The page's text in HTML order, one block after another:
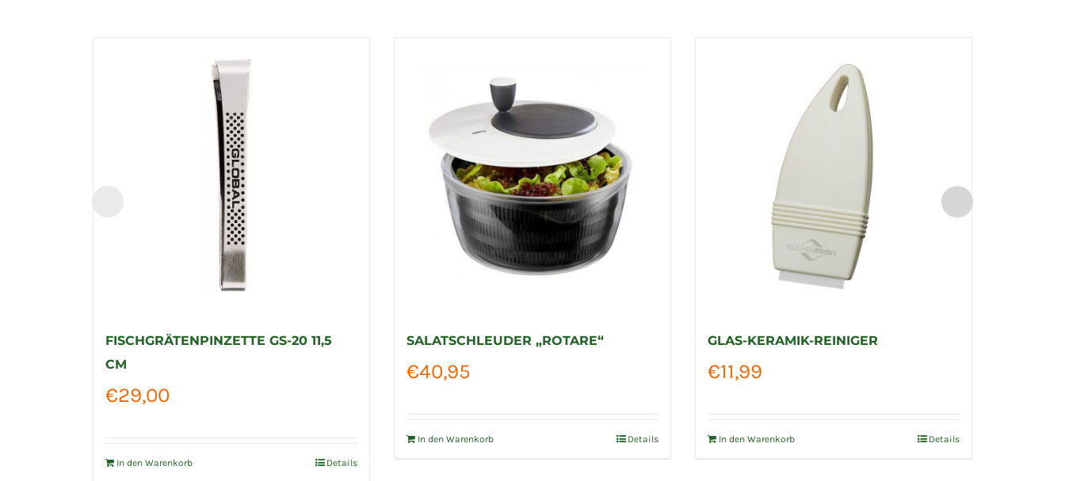
FISCHGRÄTENPINZETTE GS-20 11,5
CM
€29,00
In den Warenkorb Details
SALATSCHLEUDER „ROTARE“
€40,95
In den Warenkorb Details
GLAS-KERAMIK-REINIGER
€11,99
In den Warenkorb Details